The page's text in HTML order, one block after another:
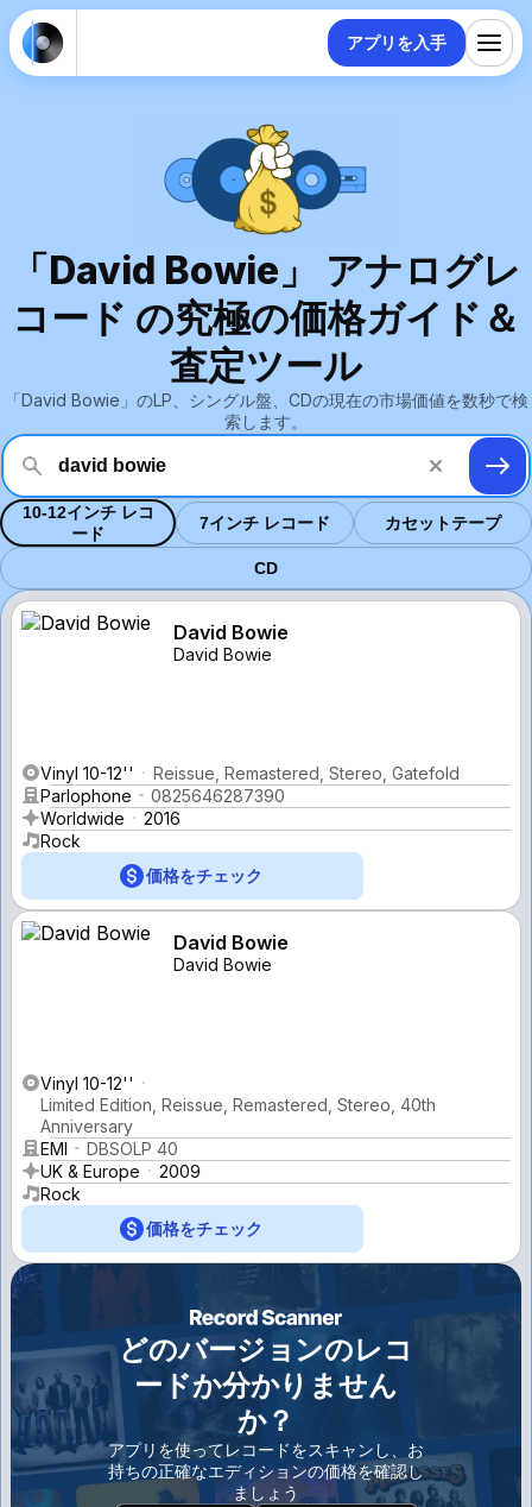
アプリを入手
「David Bowie」 アナログレ
コード の究極の価格ガイド＆
査定ツール
「David Bowie」のLP、シングル盤、CDの現在の市場価値を数秒で検
索します。
10-12インチ レコ
ード
7インチ レコード カセットテープ
CD
David Bowie
David Bowie
Vinyl 10-12''
Reissue, Remastered, Stereo, Gatefold
Parlophone
0825646287390
Worldwide
2016
Rock
価格をチェック
David Bowie
David Bowie
Vinyl 10-12''
Limited Edition, Reissue, Remastered, Stereo, 40th
Anniversary
EMI
DBSOLP 40
UK & Europe
2009
Rock
価格をチェック
どのバージョンのレコ
ードか分かりません
か？
アプリを使ってレコードをスキャンし、お
持ちの正確なエディションの価格を確認し
ましょう